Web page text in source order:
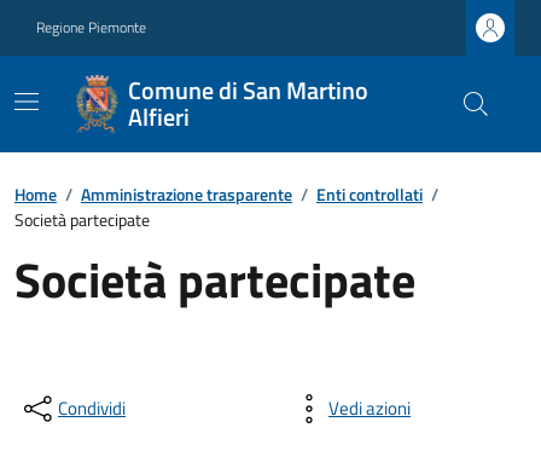
Regione Piemonte
Comune di San Martino
Alfieri
Home / Amministrazione trasparente / Enti controllati /
Società partecipate
Società partecipate
Condividi Vedi azioni